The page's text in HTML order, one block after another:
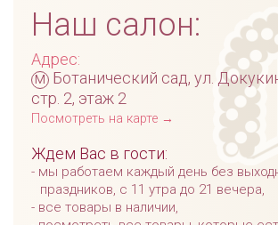
Наш салон:
Адрес:
м Ботанический сад, ул.
стр. 2, этаж 2
Посмотреть на карте →
Ждем Вас в гости:
мы работаем каждый день без
праздников, с 11 утра до 21 вечера,
все товары в наличии,